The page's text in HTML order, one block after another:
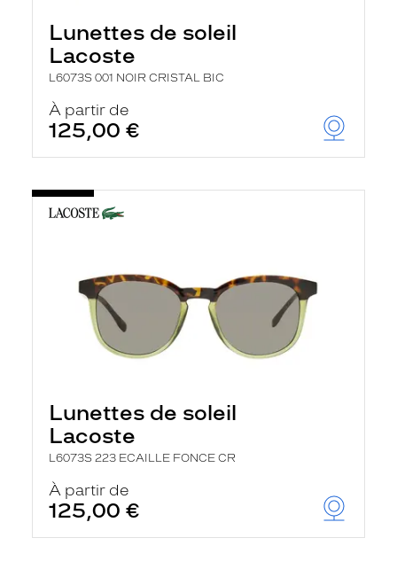
Lunettes de soleil
Lacoste
L6073S 001 NOIR CRISTAL BIC
À partir de
125,00 €
Lunettes de soleil
Lacoste
L6073S 223 ECAILLE FONCE CR
À partir de
125,00 €